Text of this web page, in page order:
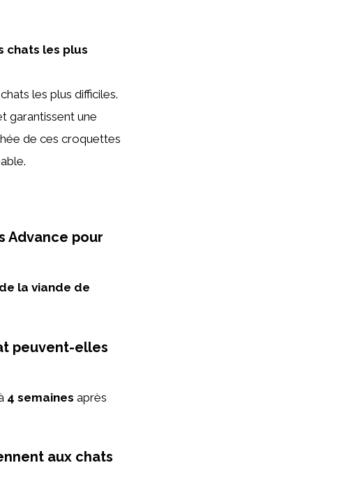
chats les plus
les plus difficiles.
garantissent une
de ces croquettes
Advance pour
de la viande de
peuvent-elles
4 semaines après
aux chats